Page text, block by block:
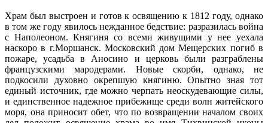
Храм был выстроен и готов к освящению к 1812 году, однако
в том же году явилось нежданное бедствие: разразилась война
с Наполеоном. Княгиня со всеми живущими у нее уехала
наскоро в г.Моршанск. Московский дом Мещерских погиб в
пожаре, усадьба в Аносино и церковь были разграблены
французскими мародерами. Новые скорби, однако, не
подкосили духовно окрепшую княгиню. Опытно зная тот
единый источник, где можно черпать неоскудевающие силы,
и единственное надежное прибежище среди волн житейского
моря, она приносит обет, что по возвращении началом своих